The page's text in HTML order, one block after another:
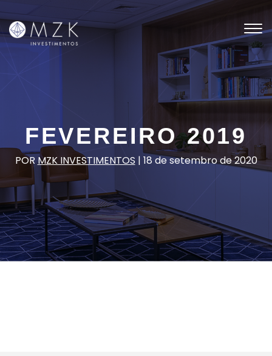
FEVEREIRO 2019
PORMZK INVESTIMENTOS | 18 de setembro de 2020